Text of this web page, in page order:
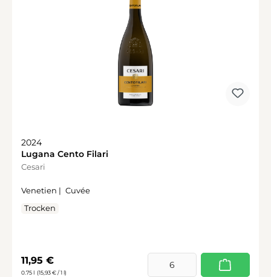
2024
Lugana Cento Filari
Cesari
Venetien | Cuvée
Trocken
Regulärer Preis:
11,95 €
0.75 l (15,93 € / 1 l)